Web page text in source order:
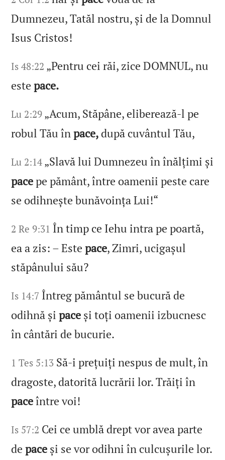
Dumnezeu, Tatăl nostru, și de la Domnul
Isus Cristos!
Is 48:22 „Pentru cei răi, zice DOMNUL, nu
estepace.
Lu 2:29 „Acum, Stăpâne, eliberează‑l pe
robul Tău înpace, după cuvântul Tău,
Lu 2:14 „Slavă lui Dumnezeu în înălțimi și
pacepe pământ, între oamenii peste care
se odihnește bunăvoința Lui!“
2 Re 9:31 În timp ce Iehu intra pe poartă,
ea a zis: – Estepace, Zimri, ucigașul
stăpânului său?
Is 14:7 Întreg pământul se bucură de
odihnă șipace și toți oamenii izbucnesc
în cântări de bucurie.
1 Tes 5:13 Să‑i prețuiți nespus de mult, în
dragoste, datorită lucrării lor. Trăiți în
paceîntre voi!
Is 57:2 Cei ce umblă drept vor avea parte
depace și se vor odihni în culcușurile lor.